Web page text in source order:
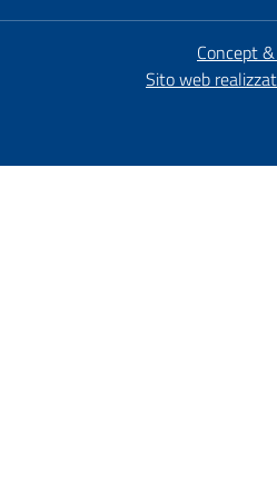
Concept
Sito web